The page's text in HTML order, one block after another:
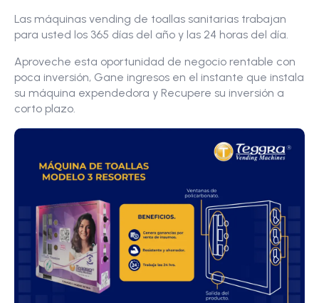
Las máquinas vending de toallas sanitarias trabajan
para usted los 365 días del año y las 24 horas del día.
Aproveche esta oportunidad de negocio rentable con
poca inversión, Gane ingresos en el instante que instala
su máquina expendedora y Recupere su inversión a
corto plazo.